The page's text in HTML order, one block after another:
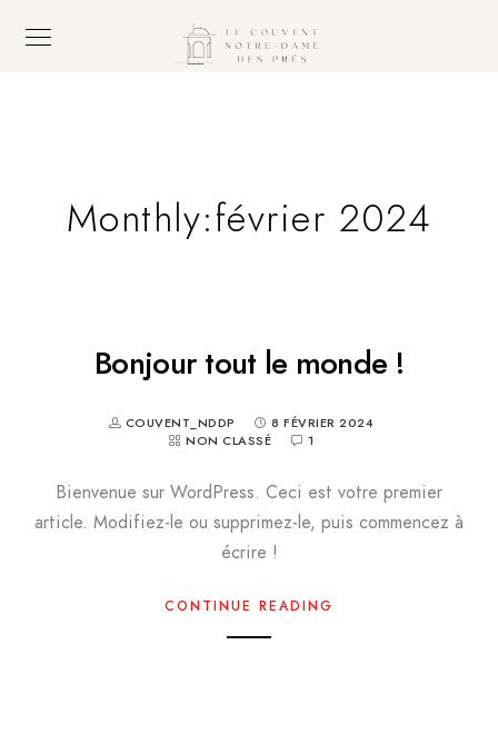
Monthly:février 2024
Bonjour tout le monde !
COUVENT_NDDP
8 FÉVRIER 2024
NON CLASSÉ
1
Bienvenue sur WordPress. Ceci est votre premier
article. Modifiez-le ou supprimez-le, puis commencez à
écrire !
CONTINUE READING